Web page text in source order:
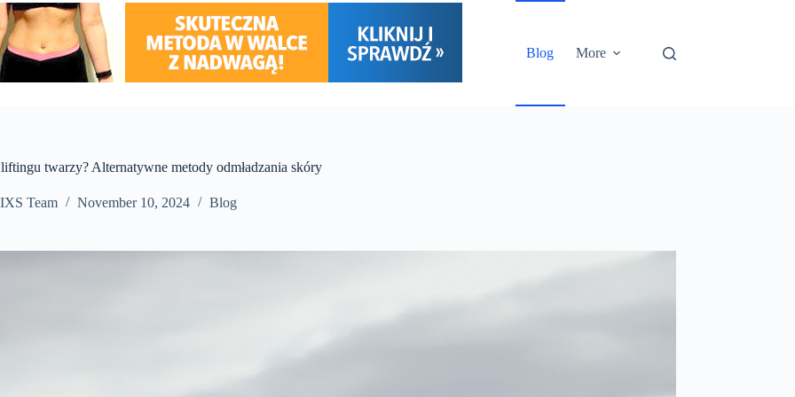
Blog
More
twarzy? Alternatywne metody odmładzania skóry
IXS Team November 10, 2024 Blog